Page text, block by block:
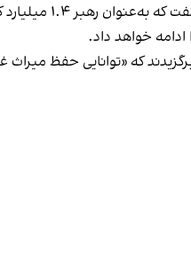
پاپ لئو در
خواهد داد.
برگزیدند که «توانایی حفظ